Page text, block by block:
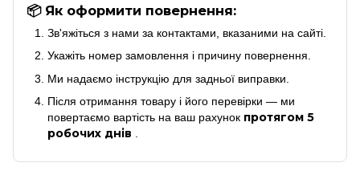
📦 Як оформити повернення:
Зв'яжіться з нами за контактами, вказаними на сайті.
Укажіть номер замовлення і причину повернення.
Ми надаємо інструкцію для задньої виправки.
Після отримання товару і його перевірки — ми
повертаємо вартість на ваш рахунок протягом 5
робочих днів